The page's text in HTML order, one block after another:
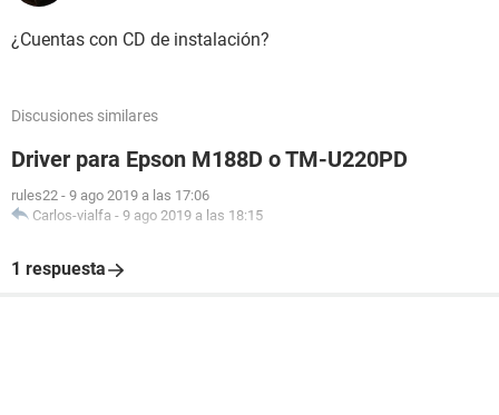
¿Cuentas con CD de instalación?
Discusiones similares
Driver para Epson M188D o TM-U220PD
rules22 - 9 ago 2019 a las 17:06
Carlos-vialfa - 9 ago 2019 a las 18:15
1 respuesta